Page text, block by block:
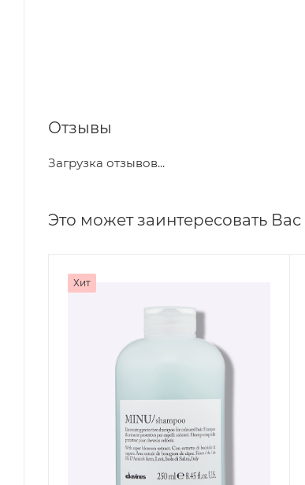
Отзывы
Загрузка отзывов...
Это может заинтересовать Вас
Хит